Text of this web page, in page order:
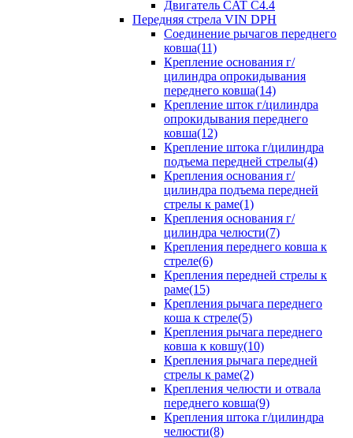
Двигатель CAT C4.4
Передняя стрела VIN DPH
Cоединение рычагов переднего
ковша(11)
Крепление основания г/
цилиндра опрокидывания
переднего ковша(14)
Крепление шток г/цилиндра
опрокидывания переднего
ковша(12)
Крепление штока г/цилиндра
подъема передней стрелы(4)
Крепления основания г/
цилиндра подъема передней
стрелы к раме(1)
Крепления основания г/
цилиндра челюсти(7)
Крепления переднего ковша к
стреле(6)
Крепления передней стрелы к
раме(15)
Крепления рычага переднего
коша к стреле(5)
Крепления рычага переднего
ковша к ковшу(10)
Крепления рычага передней
стрелы к раме(2)
Крепления челюсти и отвала
переднего ковша(9)
Крепления штока г/цилиндра
челюсти(8)